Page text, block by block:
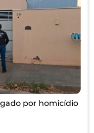
por homicídio